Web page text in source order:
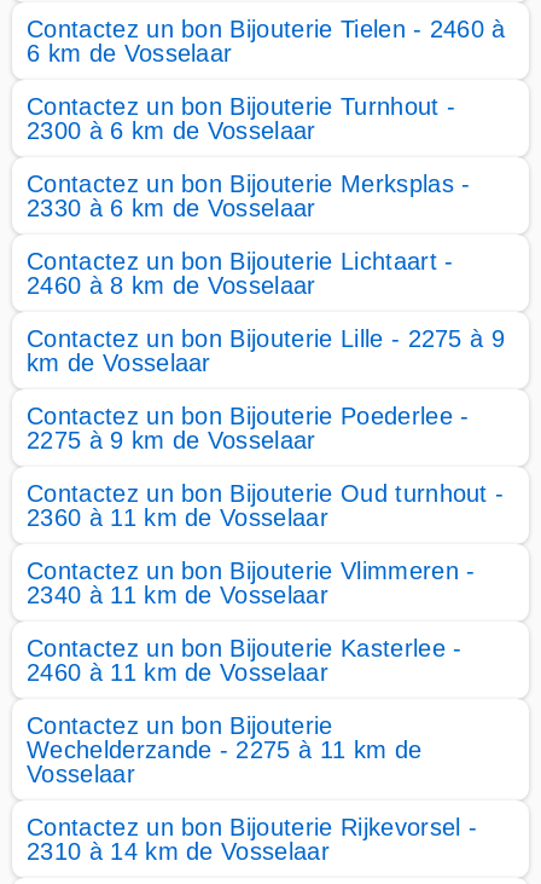
Contactez un bon Bijouterie Tielen - 2460 à
6 km de Vosselaar
Contactez un bon Bijouterie Turnhout -
2300 à 6 km de Vosselaar
Contactez un bon Bijouterie Merksplas -
2330 à 6 km de Vosselaar
Contactez un bon Bijouterie Lichtaart -
2460 à 8 km de Vosselaar
Contactez un bon Bijouterie Lille - 2275 à 9
km de Vosselaar
Contactez un bon Bijouterie Poederlee -
2275 à 9 km de Vosselaar
Contactez un bon Bijouterie Oud turnhout -
2360 à 11 km de Vosselaar
Contactez un bon Bijouterie Vlimmeren -
2340 à 11 km de Vosselaar
Contactez un bon Bijouterie Kasterlee -
2460 à 11 km de Vosselaar
Contactez un bon Bijouterie
Wechelderzande - 2275 à 11 km de
Vosselaar
Contactez un bon Bijouterie Rijkevorsel -
2310 à 14 km de Vosselaar